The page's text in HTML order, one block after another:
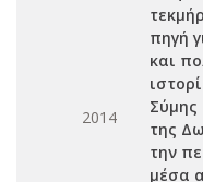
2014
πηγή
και
Σύμης
της
την
μέσα